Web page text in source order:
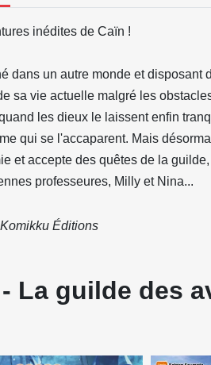
inédites de Caïn !
dans un autre monde et disposant
sa vie actuelle malgré les
les dieux le laissent enfin
qui se l'accaparent. Mais
et accepte des quêtes de la
professeures, Milly et Nina...
Éditions
La guilde des